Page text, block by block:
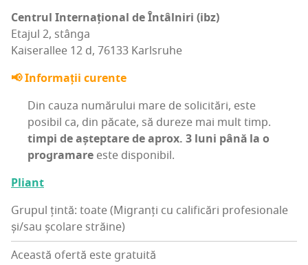
Cen­trul Inter­națio­nal de Întâl­niri (ibz)
Eta­jul 2, stânga
Kai­se­ra­l­lee 12 d, 76133 Karlsruhe
📢 Infor­ma­ții curente
Din cau­za numă­ru­lui mare de soli­ci­tări, este
posi­bil ca, din păca­te, să dure­ze mai mult timp.
timpi de aștep­ta­re de aprox. 3 luni până la o
pro­gra­ma­re este disponibil.
Pli­ant
Grupul țintă: toate (Migranți cu calificări profesionale
și/sau școlare străine)
Această ofertă este gratuită